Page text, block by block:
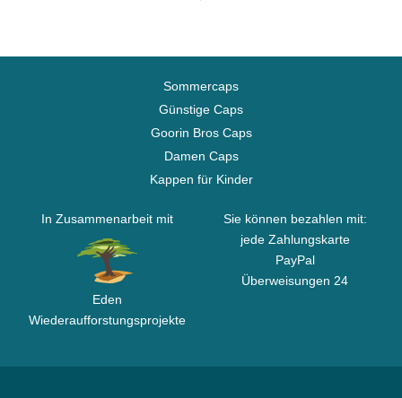
Sommercaps
Günstige Caps
Goorin Bros Caps
Damen Caps
Kappen für Kinder
In Zusammenarbeit mit
Eden
Wiederaufforstungsprojekte
Sie können bezahlen mit:
jede Zahlungskarte
PayPal
Überweisungen 24